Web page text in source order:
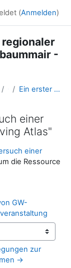
(Anmelden)
-
07-27.04. Ein erster studentischer Versuch einer Kartensammlung aus dem "Living Atlas"
einer
Atlas"
einer
die Ressource
GW-
zur
→